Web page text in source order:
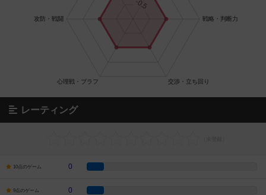
レーティング
10点のゲーム 0
9点のゲーム 0